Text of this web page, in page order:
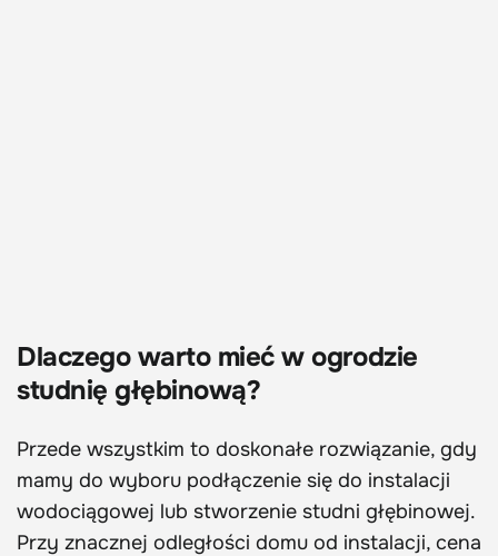
Dlaczego warto mieć w ogrodzie
studnię głębinową?
Przede wszystkim to doskonałe rozwiązanie, gdy
mamy do wyboru podłączenie się do instalacji
wodociągowej lub stworzenie studni głębinowej.
Przy znacznej odległości domu od instalacji, cena